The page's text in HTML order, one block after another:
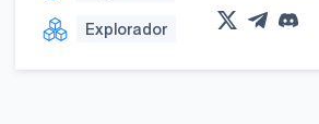
Explorador